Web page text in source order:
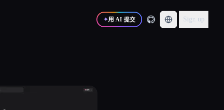
✦用 AI 提交 Sign up